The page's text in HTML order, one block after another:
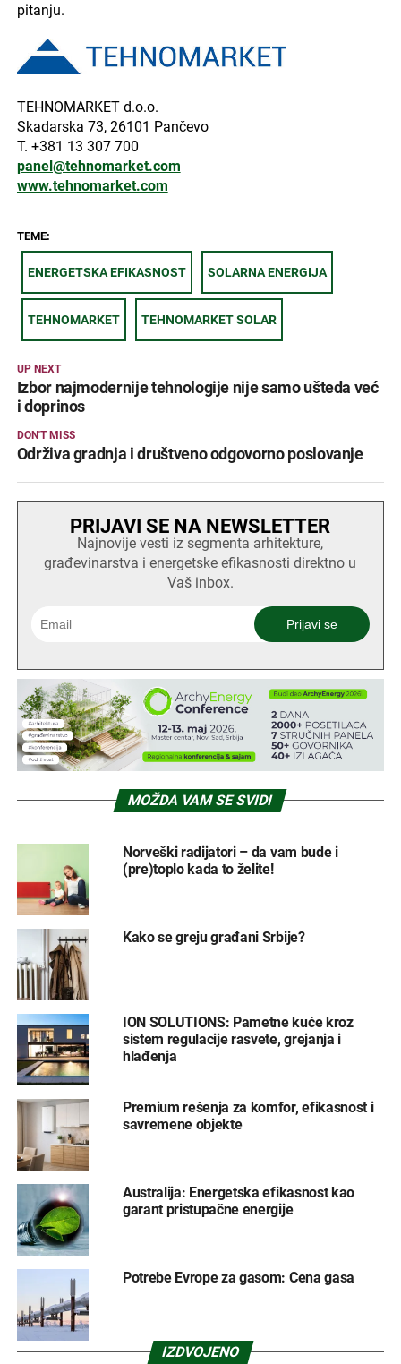
pitanju.
TEHNOMARKET d.o.o.
Skadarska 73, 26101 Pančevo
T. +381 13 307 700
panel@tehnomarket.com
www.tehnomarket.com
TEME:
ENERGETSKA EFIKASNOST SOLARNA ENERGIJA
TEHNOMARKET TEHNOMARKET SOLAR
UP NEXT
Izbor najmodernije tehnologije nije samo ušteda već
i doprinos
DON'T MISS
Održiva gradnja i društveno odgovorno poslovanje
PRIJAVI SE NA NEWSLETTER
Najnovije vesti iz segmenta arhitekture,
građevinarstva i energetske efikasnosti direktno u
Vaš inbox.
MOŽDA VAM SE SVIDI
Norveški radijatori – da vam bude i
(pre)toplo kada to želite!
Kako se greju građani Srbije?
ION SOLUTIONS: Pametne kuće kroz
sistem regulacije rasvete, grejanja i
hlađenja
Premium rešenja za komfor, efikasnost i
savremene objekte
Australija: Energetska efikasnost kao
garant pristupačne energije
Potrebe Evrope za gasom: Cena gasa
IZDVOJENO